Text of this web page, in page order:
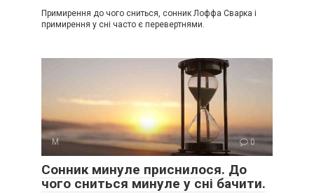
Примирення до чого сниться, сонник Лоффа Сварка і
примирення у сні часто є перевертнями.
М 0
Сонник минуле приснилося. До
чого сниться минуле у сні бачити.